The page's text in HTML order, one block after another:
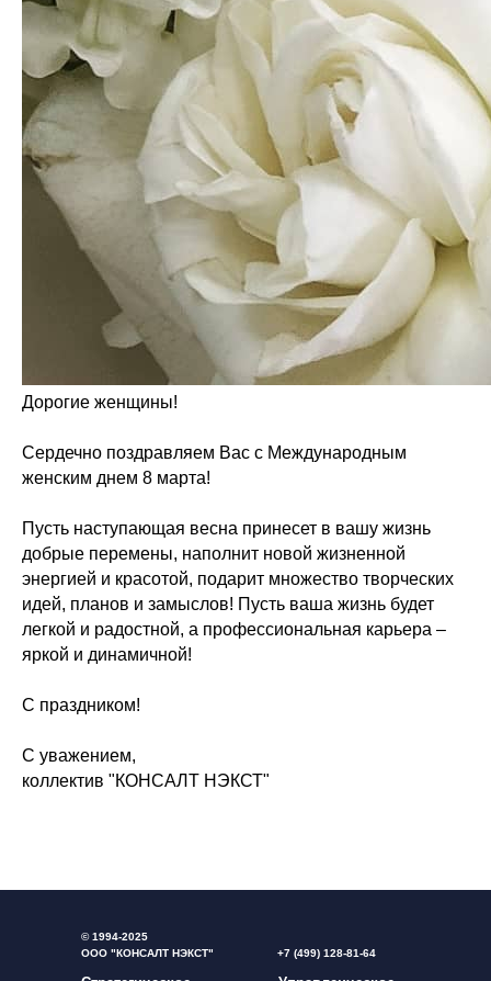
Дорогие женщины!
Сердечно поздравляем Вас с Международным
женским днем 8 марта!
Пусть наступающая весна принесет в вашу жизнь
добрые перемены, наполнит новой жизненной
энергией и красотой, подарит множество творческих
идей, планов и замыслов! Пусть ваша жизнь будет
легкой и радостной, а профессиональная карьера –
яркой и динамичной!
С праздником!
С уважением,
коллектив "КОНСАЛТ НЭКСТ"
© 1994-2025
ООО "КОНСАЛТ НЭКСТ"
+7 (499) 128-81-64